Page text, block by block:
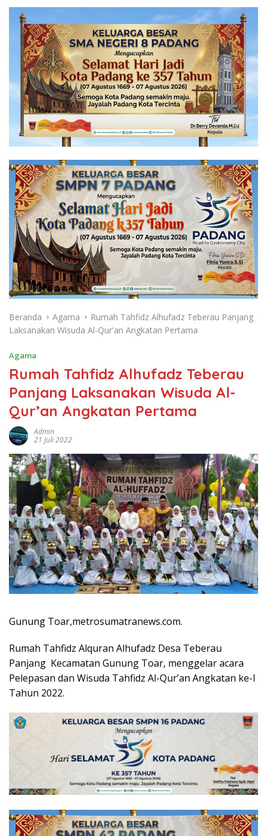
Beranda Agama
Rumah Tahfidz Alhufadz Teberau Panjang
Laksanakan Wisuda Al-Qur'an Angkatan Pertama
Agama
Rumah Tahfidz Alhufadz Teberau
Panjang Laksanakan Wisuda Al-
Qur’an Angkatan Pertama
Admin
21 Juli 2022
Gunung Toar,metrosumatranews.com.
Rumah Tahfidz Alquran Alhufadz Desa Teberau
Panjang Kecamatan Gunung Toar, menggelar acara
Pelepasan dan Wisuda Tahfidz Al-Qur’an Angkatan ke-I
Tahun 2022.